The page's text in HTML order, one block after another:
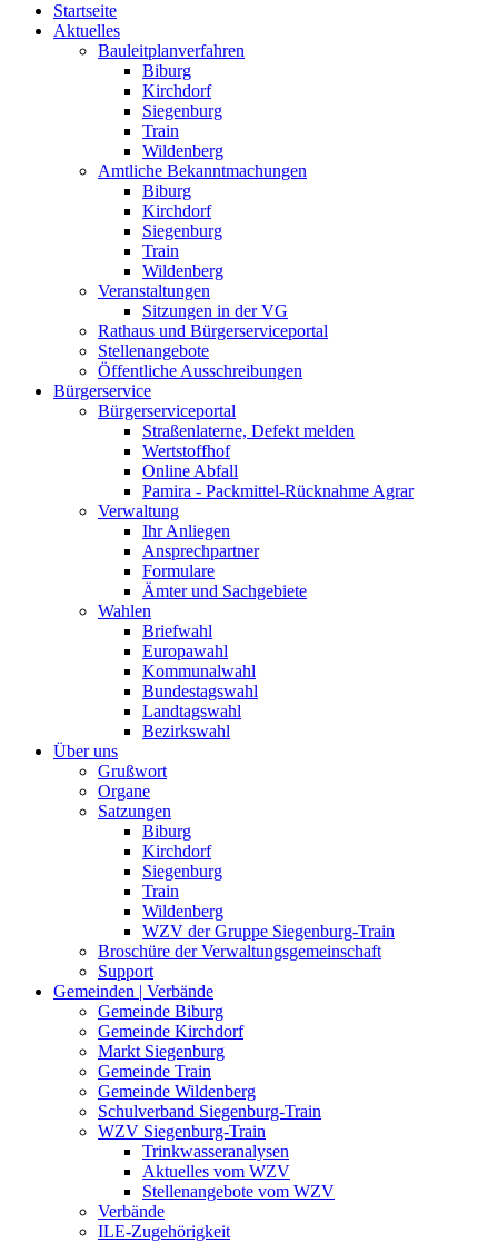
Startseite
Aktuelles
Bauleitplanverfahren
Biburg
Kirchdorf
Siegenburg
Train
Wildenberg
Amtliche Bekanntmachungen
Biburg
Kirchdorf
Siegenburg
Train
Wildenberg
Veranstaltungen
Sitzungen in der VG
Rathaus und Bürgerserviceportal
Stellenangebote
Öffentliche Ausschreibungen
Bürgerservice
Bürgerserviceportal
Straßenlaterne, Defekt melden
Wertstoffhof
Online Abfall
Pamira - Packmittel-Rücknahme Agrar
Verwaltung
Ihr Anliegen
Ansprechpartner
Formulare
Ämter und Sachgebiete
Wahlen
Briefwahl
Europawahl
Kommunalwahl
Bundestagswahl
Landtagswahl
Bezirkswahl
Über uns
Grußwort
Organe
Satzungen
Biburg
Kirchdorf
Siegenburg
Train
Wildenberg
WZV der Gruppe Siegenburg-Train
Broschüre der Verwaltungsgemeinschaft
Support
Gemeinden | Verbände
Gemeinde Biburg
Gemeinde Kirchdorf
Markt Siegenburg
Gemeinde Train
Gemeinde Wildenberg
Schulverband Siegenburg-Train
WZV Siegenburg-Train
Trinkwasseranalysen
Aktuelles vom WZV
Stellenangebote vom WZV
Verbände
ILE-Zugehörigkeit